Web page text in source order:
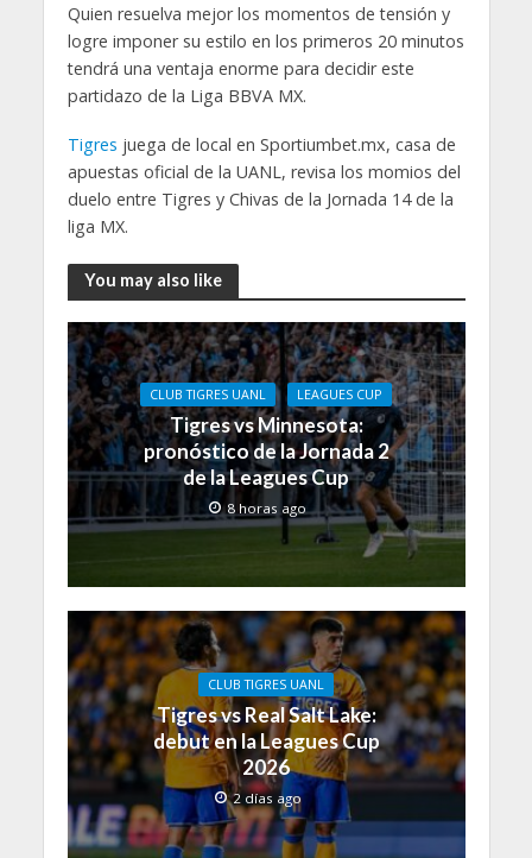
Quien resuelva mejor los momentos de tensión y
logre imponer su estilo en los primeros 20 minutos
tendrá una ventaja enorme para decidir este
partidazo de la Liga BBVA MX.
Tigres juega de local en Sportiumbet.mx, casa de
apuestas oficial de la UANL, revisa los momios del
duelo entre Tigres y Chivas de la Jornada 14 de la
liga MX.
You may also like
CLUB TIGRES UANL LEAGUES CUP
Tigres vs Minnesota:
pronóstico de la Jornada 2
de la Leagues Cup
8 horas ago
CLUB TIGRES UANL
Tigres vs Real Salt Lake:
debut en la Leagues Cup
2026
2 días ago